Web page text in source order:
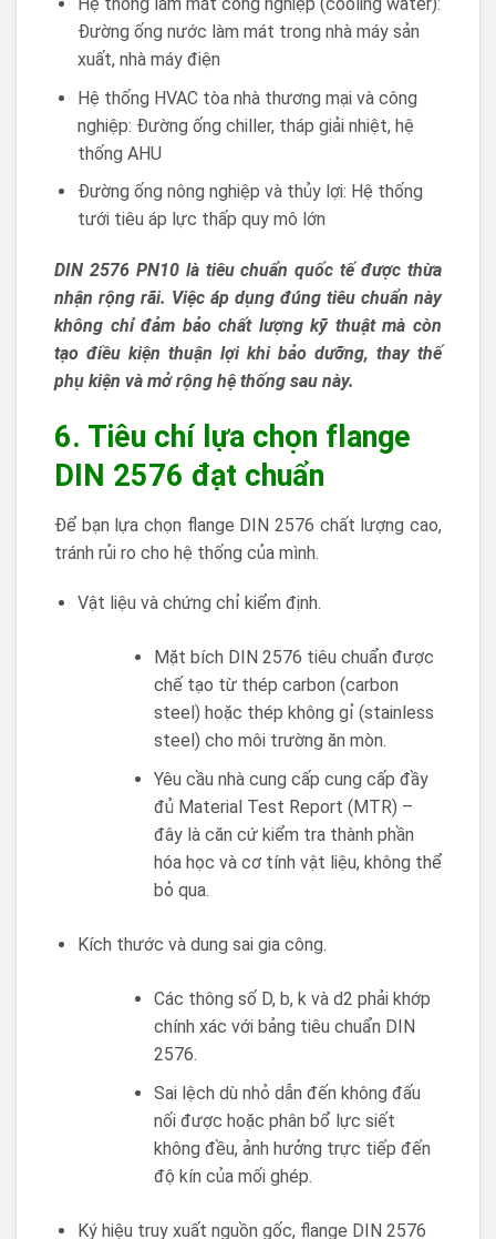
Đường ống nước làm mát trong nhà máy sản
xuất, nhà máy điện
Hệ thống HVAC tòa nhà thương mại và công
nghiệp: Đường ống chiller, tháp giải nhiệt, hệ
thống AHU
Đường ống nông nghiệp và thủy lợi: Hệ thống
tưới tiêu áp lực thấp quy mô lớn
DIN 2576 PN10 là tiêu chuẩn quốc tế được thừa
nhận rộng rãi. Việc áp dụng đúng tiêu chuẩn này
không chỉ đảm bảo chất lượng kỹ thuật mà còn
tạo điều kiện thuận lợi khi bảo dưỡng, thay thế
phụ kiện và mở rộng hệ thống sau này.
6. Tiêu chí lựa chọn flange
DIN 2576 đạt chuẩn
Để bạn lựa chọn flange DIN 2576 chất lượng cao,
tránh rủi ro cho hệ thống của mình.
Vật liệu và chứng chỉ kiểm định.
Mặt bích DIN 2576 tiêu chuẩn được
chế tạo từ thép carbon (carbon
steel) hoặc thép không gỉ (stainless
steel) cho môi trường ăn mòn.
Yêu cầu nhà cung cấp cung cấp đầy
đủ Material Test Report (MTR) –
đây là căn cứ kiểm tra thành phần
hóa học và cơ tính vật liệu, không thể
bỏ qua.
Kích thước và dung sai gia công.
Các thông số D, b, k và d2 phải khớp
chính xác với bảng tiêu chuẩn DIN
2576.
Sai lệch dù nhỏ dẫn đến không đấu
nối được hoặc phân bổ lực siết
không đều, ảnh hưởng trực tiếp đến
độ kín của mối ghép.
Ký hiệu truy xuất nguồn gốc, flange DIN 2576